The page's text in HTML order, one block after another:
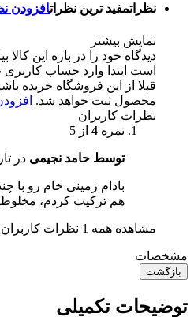
نظراتمفید ترین نظراتافزودن
نمایش بیشتر
دیدگاه خود را در باره این کالا
است ابتدا وارد حساب
قبلا از این فروشگاه خریده
محصول ثبت خواهد شد.
نظرات کاربران
نمره 4 از 5
توسط حامد نجیمی در
بادام زمینی خام رو با
هم ترکیب کردم،
مشاهده همه 1 نظرات کاربران
مشخصات
بازگشت
توضیحات تکمیلی